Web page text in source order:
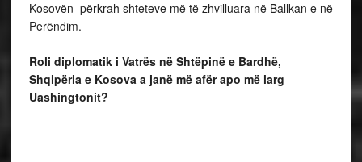
Kosovën përkrah shteteve më të zhvilluara në Ballkan e në
Perëndim.
Roli diplomatik i Vatrës në Shtëpinë e Bardhë,
Shqipëria e Kosova a janë më afër apo më larg
Uashingtonit?